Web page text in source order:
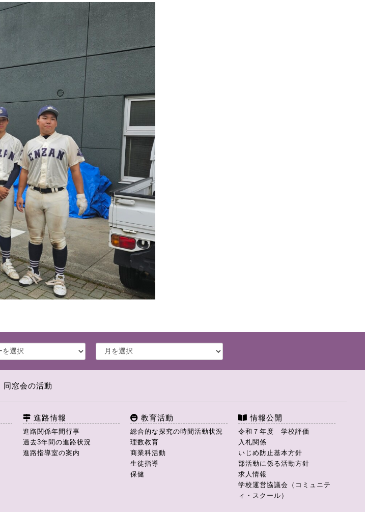
同窓会の活動
進路情報
進路関係年間行事
過去3年間の進路状況
進路指導室の案内
教育活動
総合的な探究の時間活動状況
理数教育
商業科活動
生徒指導
保健
情報公開
令和７年度 学校評価
入札関係
いじめ防止基本方針
部活動に係る活動方針
求人情報
学校運営協議会（コミュニテ
ィ・スクール）